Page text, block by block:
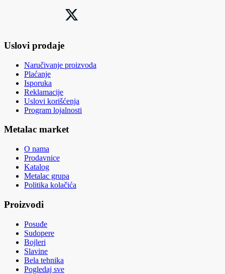
Uslovi prodaje
Naručivanje proizvoda
Plaćanje
Isporuka
Reklamacije
Uslovi korišćenja
Program lojalnosti
Metalac market
O nama
Prodavnice
Katalog
Metalac grupa
Politika kolačića
Proizvodi
Posuđe
Sudopere
Bojleri
Slavine
Bela tehnika
Pogledaj sve